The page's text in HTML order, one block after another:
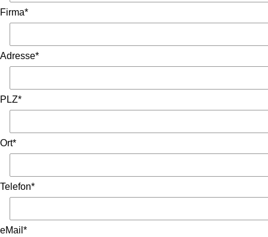
Firma*
Adresse*
PLZ*
Ort*
Telefon*
eMail*